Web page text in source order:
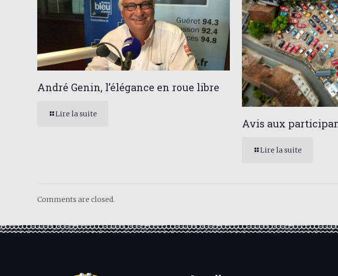
André Genin, l’élégance en roue libre
Lire la suite
Avis aux
Lire la suite
Comments are closed.